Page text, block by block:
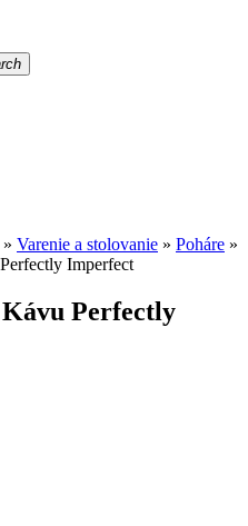
» Varenie a stolovanie » Poháre »
Imperfect
Perfectly